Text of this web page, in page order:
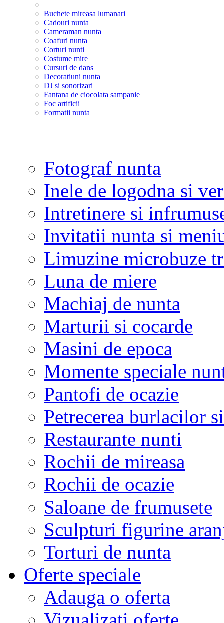
Buchete mireasa lumanari
Cadouri nunta
Cameraman nunta
Coafuri nunta
Corturi nunti
Costume mire
Cursuri de dans
Decoratiuni nunta
DJ si sonorizari
Fantana de ciocolata sampanie
Foc artificii
Formatii nunta
Fotograf nunta
Inele de logodna si
Intretinere si
Invitatii nunta si
Limuzine microbuze
Luna de miere
Machiaj de nunta
Marturii si cocarde
Masini de epoca
Momente speciale
Pantofi de ocazie
Petrecerea burlacilor
Restaurante nunti
Rochii de mireasa
Rochii de ocazie
Saloane de frumusete
Sculpturi figurine
Torturi de nunta
Oferte speciale
Adauga o oferta